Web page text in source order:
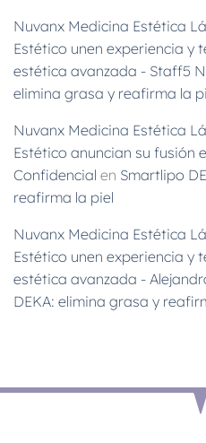
Nuvanx Medicina Estética
Estético unen experiencia y
estética avanzada - Staff5
elimina grasa y reafirma la
Nuvanx Medicina Estética
Estético anuncian su fusión
Confidencial en Smartlipo
reafirma la piel
Nuvanx Medicina Estética
Estético unen experiencia y
estética avanzada -
DEKA: elimina grasa y